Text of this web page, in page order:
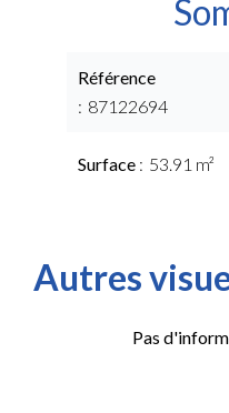
Référence
87122694
Surface 53.91 m²
Autres
Pas